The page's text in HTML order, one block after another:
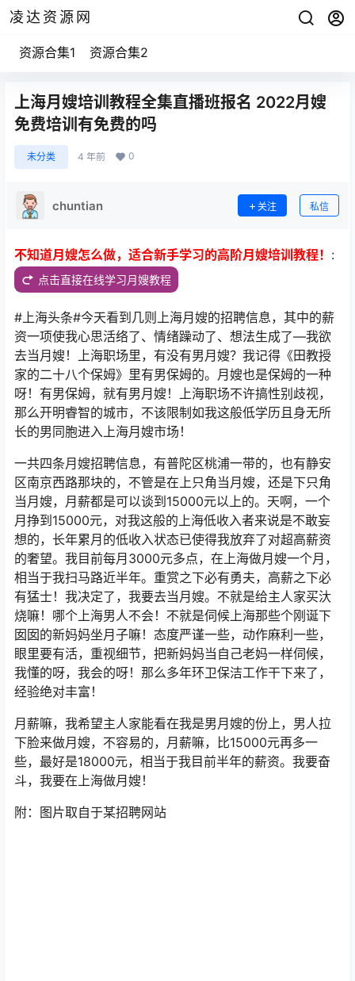
凌达资源网
资源合集1 资源合集2
上海月嫂培训教程全集直播班报名 2022月嫂
免费培训有免费的吗
未分类 4 年前 0
chuntian 关注 私信
不知道月嫂怎么做，适合新手学习的高阶月嫂培训教程！ :
点击直接在线学习月嫂教程
#上海头条#今天看到几则上海月嫂的招聘信息，其中的薪
资一项使我心思活络了、情绪躁动了、想法生成了—我欲
去当月嫂！上海职场里，有没有男月嫂？我记得《田教授
家的二十八个保姆》里有男保姆的。月嫂也是保姆的一种
呀！有男保姆，就有男月嫂！上海职场不许搞性别歧视，
那么开明睿智的城市，不该限制如我这般低学历且身无所
长的男同胞进入上海月嫂市场！
一共四条月嫂招聘信息，有普陀区桃浦一带的，也有静安
区南京西路那块的，不管是在上只角当月嫂，还是下只角
当月嫂，月薪都是可以谈到15000元以上的。天啊，一个
月挣到15000元，对我这般的上海低收入者来说是不敢妄
想的，长年累月的低收入状态已使得我放弃了对超高薪资
的奢望。我目前每月3000元多点，在上海做月嫂一个月，
相当于我扫马路近半年。重赏之下必有勇夫，高薪之下必
有猛士！我决定了，我要去当月嫂。不就是给主人家买汏
烧嘛！哪个上海男人不会！不就是伺候上海那些个刚诞下
囡囡的新妈妈坐月子嘛！态度严谨一些，动作麻利一些，
眼里要有活，重视细节，把新妈妈当自己老妈一样伺候，
我懂的呀，我会的呀！那么多年环卫保洁工作干下来了，
经验绝对丰富！
月薪嘛，我希望主人家能看在我是男月嫂的份上，男人拉
下脸来做月嫂，不容易的，月薪嘛，比15000元再多一
些，最好是18000元，相当于我目前半年的薪资。我要奋
斗，我要在上海做月嫂！
附：图片取自于某招聘网站